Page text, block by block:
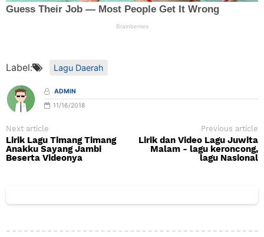
Label: Lagu Daerah
ADMIN
11/16/2018
Next article
Lirik Lagu Timang Timang
Anakku Sayang Jambi
Beserta Videonya
Previous article
Lirik dan Video Lagu Juwita
Malam - lagu keroncong,
lagu Nasional